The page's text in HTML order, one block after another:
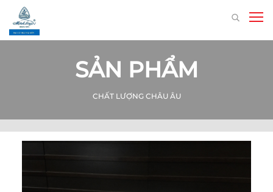
SẢN PHẨM
CHẤT LƯỢNG CHÂU ÂU